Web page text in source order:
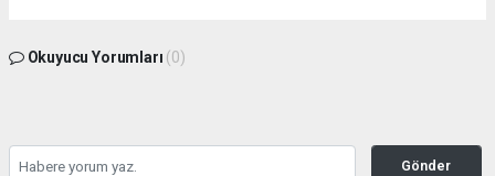
Okuyucu Yorumları (0)
Gönder